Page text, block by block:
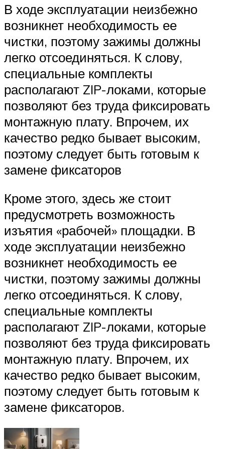
В ходе эксплуатации неизбежно
возникнет необходимость ее
чистки, поэтому зажимы должны
легко отсоединяться. К слову,
специальные комплекты
располагают ZIP-локами, которые
позволяют без труда фиксировать
монтажную плату. Впрочем, их
качество редко бывает высоким,
поэтому следует быть готовым к
замене фиксаторов
Кроме этого, здесь же стоит
предусмотреть возможность
изъятия «рабочей» площадки. В
ходе эксплуатации неизбежно
возникнет необходимость ее
чистки, поэтому зажимы должны
легко отсоединяться. К слову,
специальные комплекты
располагают ZIP-локами, которые
позволяют без труда фиксировать
монтажную плату. Впрочем, их
качество редко бывает высоким,
поэтому следует быть готовым к
замене фиксаторов.